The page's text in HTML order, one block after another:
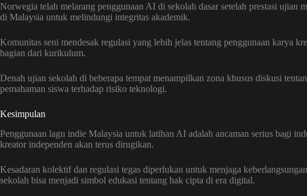
Norwegia telah melarang penggunaan AI di sekolah dasar setelah prestasi ujian
di Malaysia untuk melindungi integritas akademik.
Komunitas seni mendesak regulasi yang lebih jelas tentang penggunaan karya
bagian dari kurikulum.
Denah ujian sekolah di beberapa tempat menampilkan zona khusus diskusi
pemahaman siswa terhadap risiko teknologi.
Kesimpulan
Penggunaan lagu indie Malaysia untuk latihan AI adalah ancaman serius bagi
kreator independen akan terus dirugikan.
Kesadaran kolektif dan regulasi tegas diperlukan untuk menjaga
sekolah bisa menjadi simbol edukasi tentang hak cipta di era digital.